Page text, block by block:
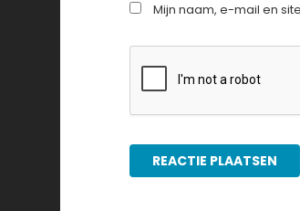
Mijn naam, e-mail en